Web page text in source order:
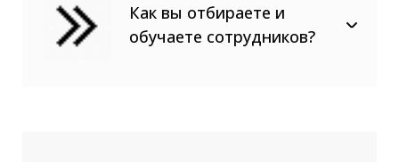
помещений и внешних
территорий жилых,
Как вы отбираете и
обучаете сотрудников?